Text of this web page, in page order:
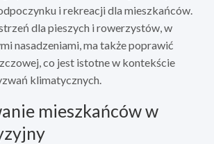
i rekreacji dla mieszkańców.
dla pieszych i rowerzystów, w
nasadzeniami, ma także poprawić
co jest istotne w kontekście
klimatycznych.
mieszkańców w